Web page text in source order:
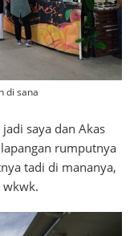
di sana
saya dan Akas
rumputnya
tadi di mananya,
wkwk.